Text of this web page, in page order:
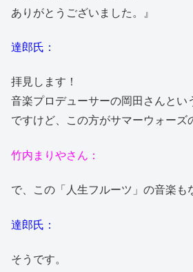
ありがとうございました。』
達郎氏：
拝見します！
音楽プロデューサーの岡田さんとい
ですけど、この方がサマーウォーズ
竹内まりやさん：
で、この「人生フルーツ」の音楽も
達郎氏：
そうです。